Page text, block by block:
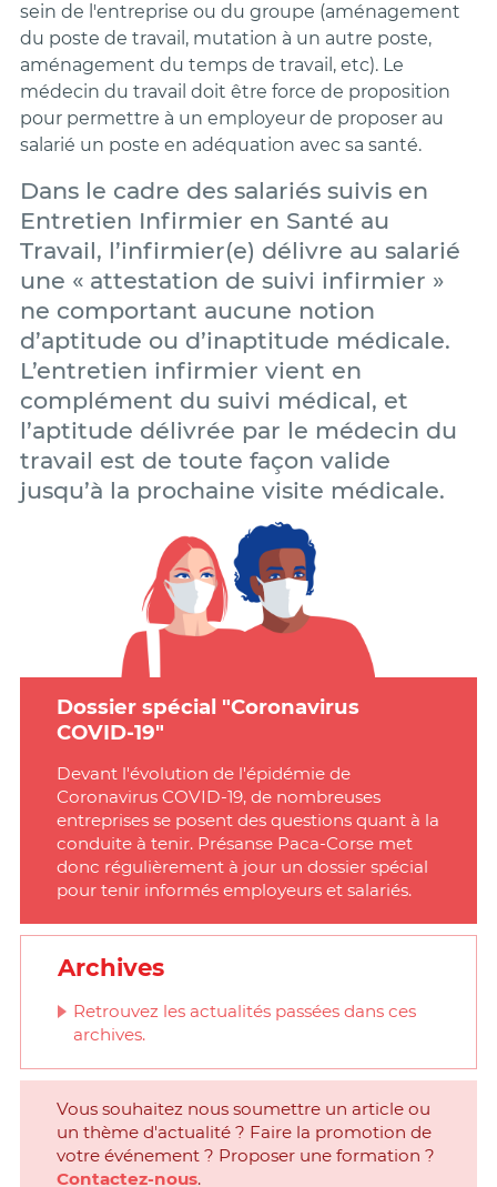
sein de l'entreprise ou du groupe (aménagement
du poste de travail, mutation à un autre poste,
aménagement du temps de travail, etc). Le
médecin du travail doit être force de proposition
pour permettre à un employeur de proposer au
salarié un poste en adéquation avec sa santé.
Dans le cadre des salariés suivis en
Entretien Infirmier en Santé au
Travail, l’infirmier(e) délivre au salarié
une « attestation de suivi infirmier »
ne comportant aucune notion
d’aptitude ou d’inaptitude médicale.
L’entretien infirmier vient en
complément du suivi médical, et
l’aptitude délivrée par le médecin du
travail est de toute façon valide
jusqu’à la prochaine visite médicale.
Dossier spécial "Coronavirus
COVID-19"
Devant l'évolution de l'épidémie de
Coronavirus COVID-19, de nombreuses
entreprises se posent des questions quant à la
conduite à tenir. Présanse Paca-Corse met
donc régulièrement à jour un dossier spécial
pour tenir informés employeurs et salariés.
Archives
Retrouvez les actualités passées dans ces
archives.
Vous souhaitez nous soumettre un article ou
un thème d'actualité ? Faire la promotion de
votre événement ? Proposer une formation ?
Contactez-nous.